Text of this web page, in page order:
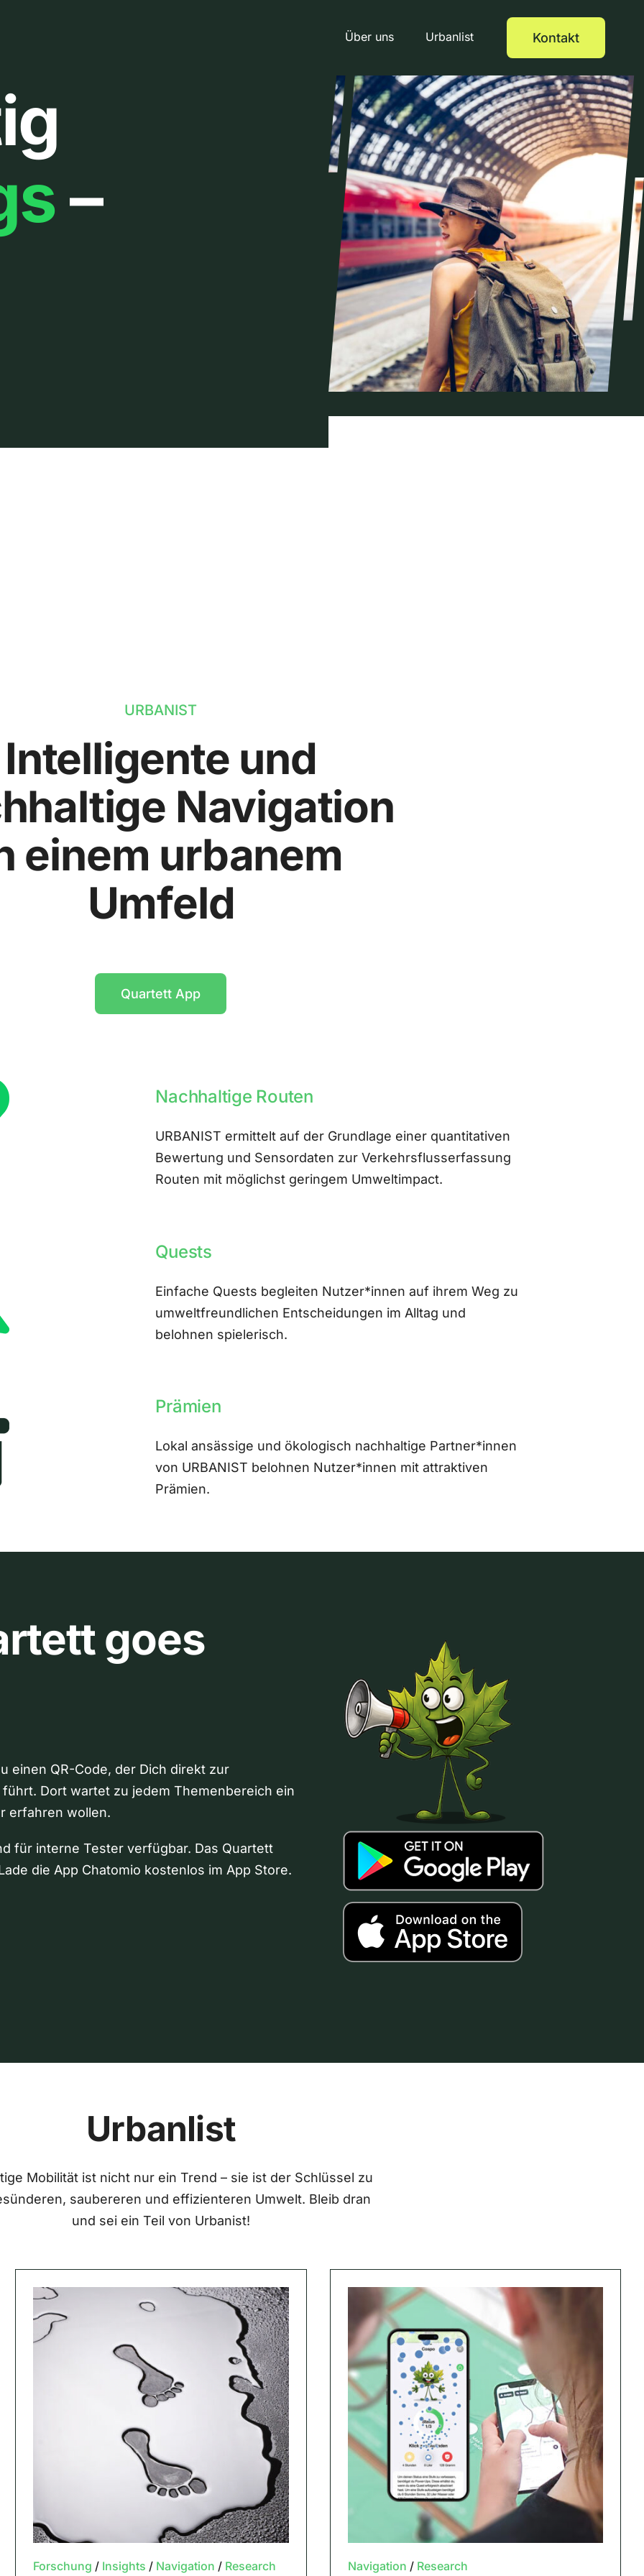
Über uns Urbanlist Kontakt
–
URBANIST
Intelligente und
Navigation
einem urbanem
Umfeld
Quartett App
Nachhaltige Routen
URBANIST ermittelt auf der Grundlage einer quantitativen
Bewertung und Sensordaten zur Verkehrsflusserfassung
Routen mit möglichst geringem Umweltimpact.
Quests
Einfache Quests begleiten Nutzer*innen auf ihrem Weg zu
umweltfreundlichen Entscheidungen im Alltag und
belohnen spielerisch.
Prämien
Lokal ansässige und ökologisch nachhaltige Partner*innen
von URBANIST belohnen Nutzer*innen mit attraktiven
Prämien.
goes
einen QR-Code, der Dich direkt zur
Dort wartet zu jedem Themenbereich ein
erfahren wollen.
für interne Tester verfügbar. Das Quartett
die App Chatomio kostenlos im App Store.
Urbanlist
Mobilität ist nicht nur ein Trend – sie ist der Schlüssel zu
saubereren und effizienteren Umwelt. Bleib dran
und sei ein Teil von Urbanist!
Forschung / Insights / Navigation / Research Navigation / Research